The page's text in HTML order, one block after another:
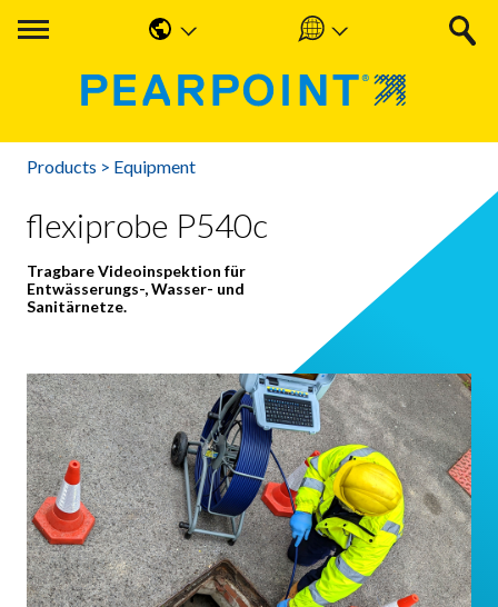
Americas
EMEA & APAC
English
Deutsche
Products > Equipment
flexiprobe P540c
Tragbare Videoinspektion für
Entwässerungs-, Wasser- und
Sanitärnetze.